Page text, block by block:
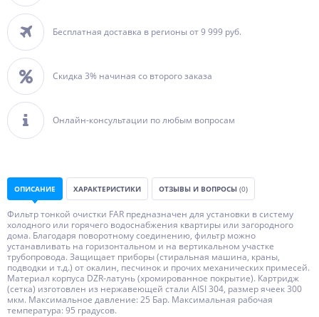
Бесплатная доставка в регионы от 9 999 руб.
Скидка 3% начиная со второго заказа
Онлайн-консультации по любым вопросам
ОПИСАНИЕ ХАРАКТЕРИСТИКИ ОТЗЫВЫ И ВОПРОСЫ (0)
Фильтр тонкой очистки FAR предназначен для установки в систему
холодного или горячего водоснабжения квартиры или загородного
дома. Благодаря поворотному соединению, фильтр можно
устанавливать на горизонтальном и на вертикальном участке
трубопровода. Защищает приборы (стиральная машина, краны,
подводки и т.д.) от окалин, песчинок и прочих механических примесей.
Материал корпуса DZR-латунь (хромированное покрытие). Картридж
(сетка) изготовлен из нержавеющей стали AISI 304, размер ячеек 300
мкм. Максимальное давление: 25 Бар. Максимальная рабочая
температура: 95 градусов.